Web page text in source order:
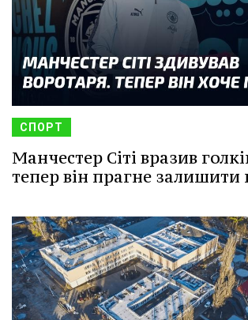
СПОРТ
Манчестер Сіті вразив
тепер він прагне